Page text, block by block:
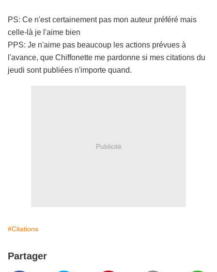
PS: Ce n'est certainement pas mon auteur préféré mais
celle-là je l'aime bien
PPS: Je n'aime pas beaucoup les actions prévues à
l'avance, que Chiffonette me pardonne si mes citations du
jeudi sont publiées n'importe quand.
Publicité
#Citations
Partager